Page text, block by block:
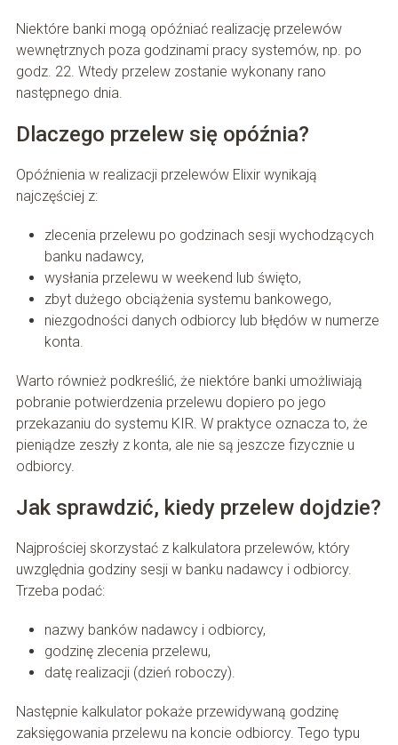
Niektóre banki mogą opóźniać realizację przelewów
wewnętrznych poza godzinami pracy systemów, np. po
godz. 22. Wtedy przelew zostanie wykonany rano
następnego dnia.
Dlaczego przelew się opóźnia?
Opóźnienia w realizacji przelewów Elixir wynikają
najczęściej z:
zlecenia przelewu po godzinach sesji wychodzących
banku nadawcy,
wysłania przelewu w weekend lub święto,
zbyt dużego obciążenia systemu bankowego,
niezgodności danych odbiorcy lub błędów w numerze
konta.
Warto również podkreślić, że niektóre banki umożliwiają
pobranie potwierdzenia przelewu dopiero po jego
przekazaniu do systemu KIR. W praktyce oznacza to, że
pieniądze zeszły z konta, ale nie są jeszcze fizycznie u
odbiorcy.
Jak sprawdzić, kiedy przelew dojdzie?
Najprościej skorzystać z kalkulatora przelewów, który
uwzględnia godziny sesji w banku nadawcy i odbiorcy.
Trzeba podać:
nazwy banków nadawcy i odbiorcy,
godzinę zlecenia przelewu,
datę realizacji (dzień roboczy).
Następnie kalkulator pokaże przewidywaną godzinę
zaksięgowania przelewu na koncie odbiorcy. Tego typu